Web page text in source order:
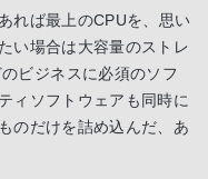
れば最上のCPUを、思い
い場合は大容量のストレ
ビジネスに必須のソフ
ィソフトウェアも同時に
のだけを詰め込んだ、あ